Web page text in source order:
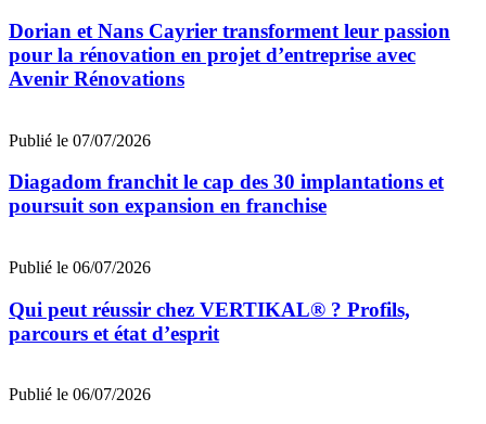
Dorian et Nans Cayrier transforment leur passion
pour la rénovation en projet d’entreprise avec
Avenir Rénovations
Publié le 07/07/2026
Diagadom franchit le cap des 30 implantations et
poursuit son expansion en franchise
Publié le 06/07/2026
Qui peut réussir chez VERTIKAL® ? Profils,
parcours et état d’esprit
Publié le 06/07/2026